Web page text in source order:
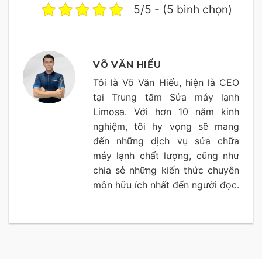
5/5 - (5 bình chọn)
VÕ VĂN HIẾU
Tôi là Võ Văn Hiếu, hiện là CEO
tại Trung tâm Sửa máy lạnh
Limosa. Với hơn 10 năm kinh
nghiệm, tôi hy vọng sẽ mang
đến những dịch vụ sửa chữa
máy lạnh chất lượng, cũng như
chia sẻ những kiến thức chuyên
môn hữu ích nhất đến người đọc.